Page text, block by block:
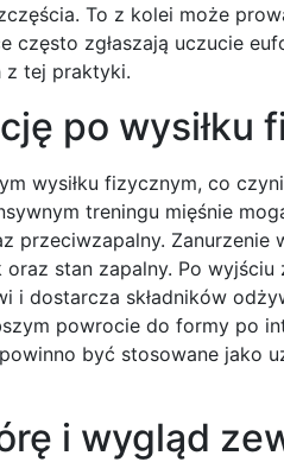
To z kolei może
często zgłaszają uczucie
z tej praktyki.
po wysiłku
wysiłku fizycznym, co
treningu mięśnie
przeciwzapalny. Zanurzenie
stan zapalny. Po wyjściu
i dostarcza składników
powrocie do formy po
być stosowane jako
i wygląd